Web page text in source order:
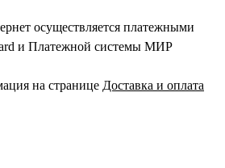
осуществляется платежными
и Платежной системы МИР
на странице Доставка и оплата